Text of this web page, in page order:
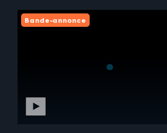
Bande-annonce